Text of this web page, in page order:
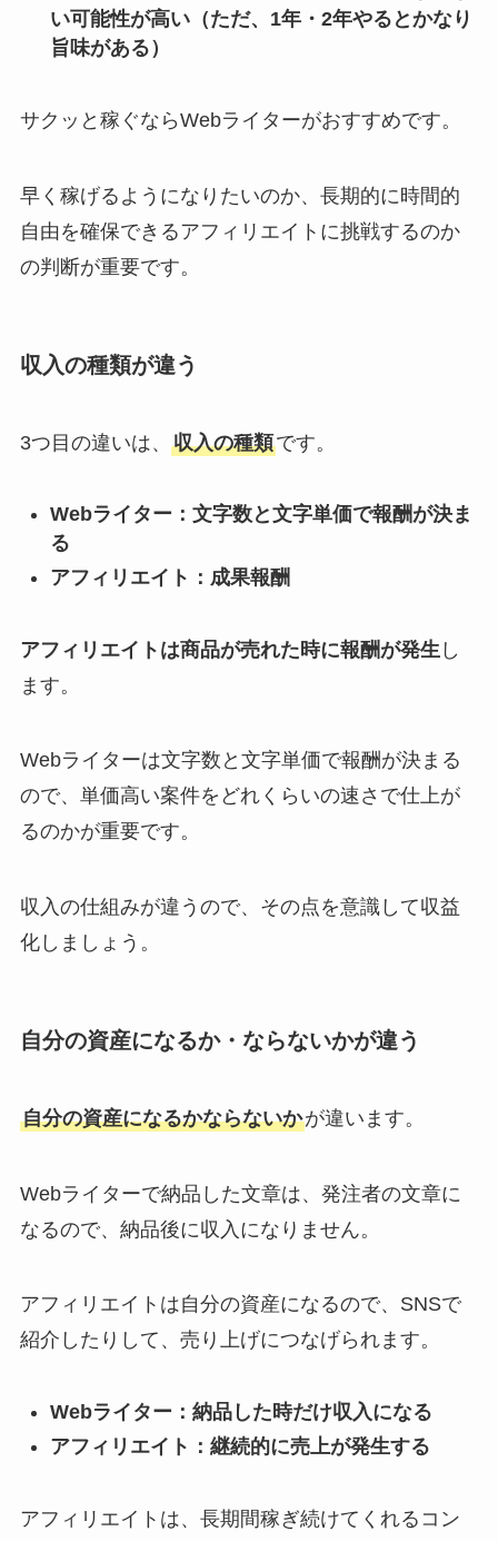
い可能性が高い（ただ、1年・2年やるとかなり
旨味がある）
サクッと稼ぐならWebライターがおすすめです。
早く稼げるようになりたいのか、長期的に時間的
自由を確保できるアフィリエイトに挑戦するのか
の判断が重要です。
収入の種類が違う
3つ目の違いは、 収入の種類です。
Webライター：文字数と文字単価で報酬が決ま
る
アフィリエイト：成果報酬
アフィリエイトは商品が売れた時に報酬が発生 し
ます。
Webライターは文字数と文字単価で報酬が決まる
ので、単価高い案件をどれくらいの速さで仕上が
るのかが重要です。
収入の仕組みが違うので、その点を意識して収益
化しましょう。
自分の資産になるか・ならないかが違う
自分の資産になるかならないかが違います。
Webライターで納品した文章は、発注者の文章に
なるので、納品後に収入になりません。
アフィリエイトは自分の資産になるので、SNSで
紹介したりして、売り上げにつなげられます。
Webライター：納品した時だけ収入になる
アフィリエイト：継続的に売上が発生する
アフィリエイトは、長期間稼ぎ続けてくれるコン